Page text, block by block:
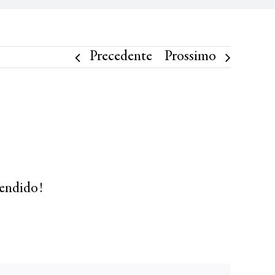
Precedente Prossimo